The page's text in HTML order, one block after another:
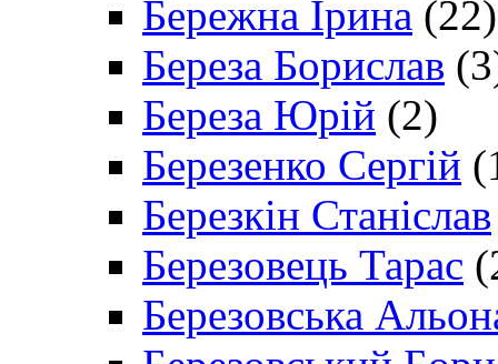
Бережна Ірина (22)
Береза Борислав
Береза Юрій (2)
Березенко Сергій
Березкін Станіслав
Березовець Тарас
Березовська